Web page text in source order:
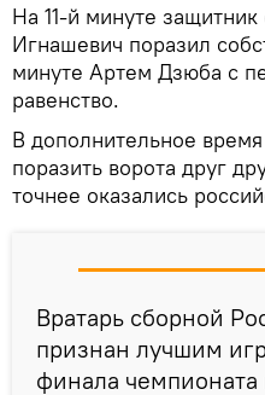
На 11-й минуте
Игнашевич поразил
минуте Артем Дзюба с
равенство.
В дополнительное
поразить ворота друг
точнее оказались
Вратарь сборной
признан лучшим
финала